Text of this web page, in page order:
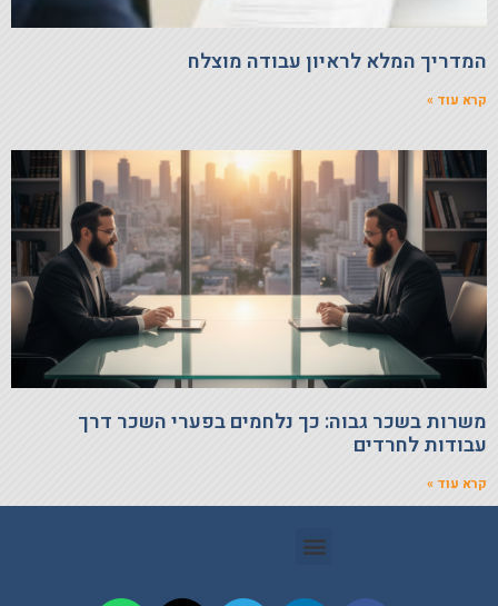
המדריך המלא לראיון עבודה מוצלח
קרא עוד »
משרות בשכר גבוה: כך נלחמים בפערי השכר דרך
עבודות לחרדים
קרא עוד »